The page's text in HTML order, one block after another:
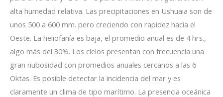
alta humedad relativa. Las precipitaciones en Ushuaia son de
unos 500 a 600 mm. pero creciendo con rapidez hacia el
Oeste. La heliofanía es baja, el promedio anual es de 4 hrs.,
algo más del 30%. Los cielos presentan con frecuencia una
gran nubosidad con promedios anuales cercanos a las 6
Oktas. Es posible detectar la incidencia del mar y es
claramente un clima de tipo marítimo. La presencia oceánica